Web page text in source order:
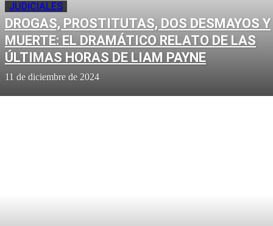
JUDICIALES
DROGAS, PROSTITUTAS, DOS DESMAYOS Y
MUERTE: EL DRAMÁTICO RELATO DE LAS
ÚLTIMAS HORAS DE LIAM PAYNE
11 de diciembre de 2024